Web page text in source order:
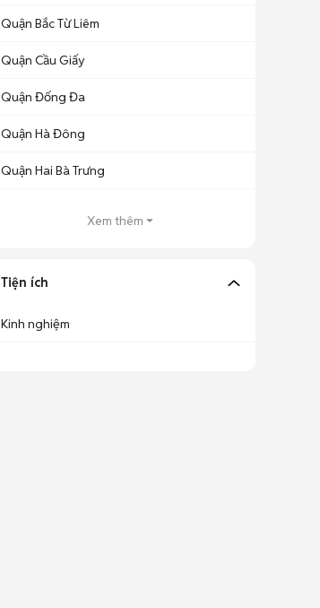
Quận Bắc Từ Liêm
Quận Cầu Giấy
Quận Đống Đa
Quận Hà Đông
Quận Hai Bà Trưng
Xem thêm
Tiện ích
Kinh nghiệm